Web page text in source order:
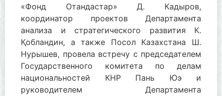
«Фонд Отандастар» Д. Кадыров,
координатор проектов Департамента
анализа и стратегического развития К.
Қобландин, а также Посол Казахстана Ш.
Нурышев, провела встречу с председателем
Государственного комитета по делам
национальностей КНР Пань Юэ и
руководителем Департамента